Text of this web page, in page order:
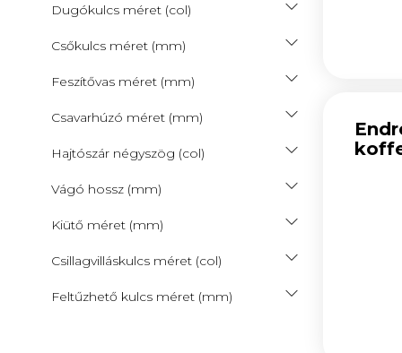
Dugókulcs méret (col)
Csőkulcs méret (mm)
Feszítővas méret (mm)
Csavarhúzó méret (mm)
Hajtószár négyszög (col)
Vágó hossz (mm)
Kiütő méret (mm)
Csillagvilláskulcs méret (col)
Feltűzhető kulcs méret (mm)